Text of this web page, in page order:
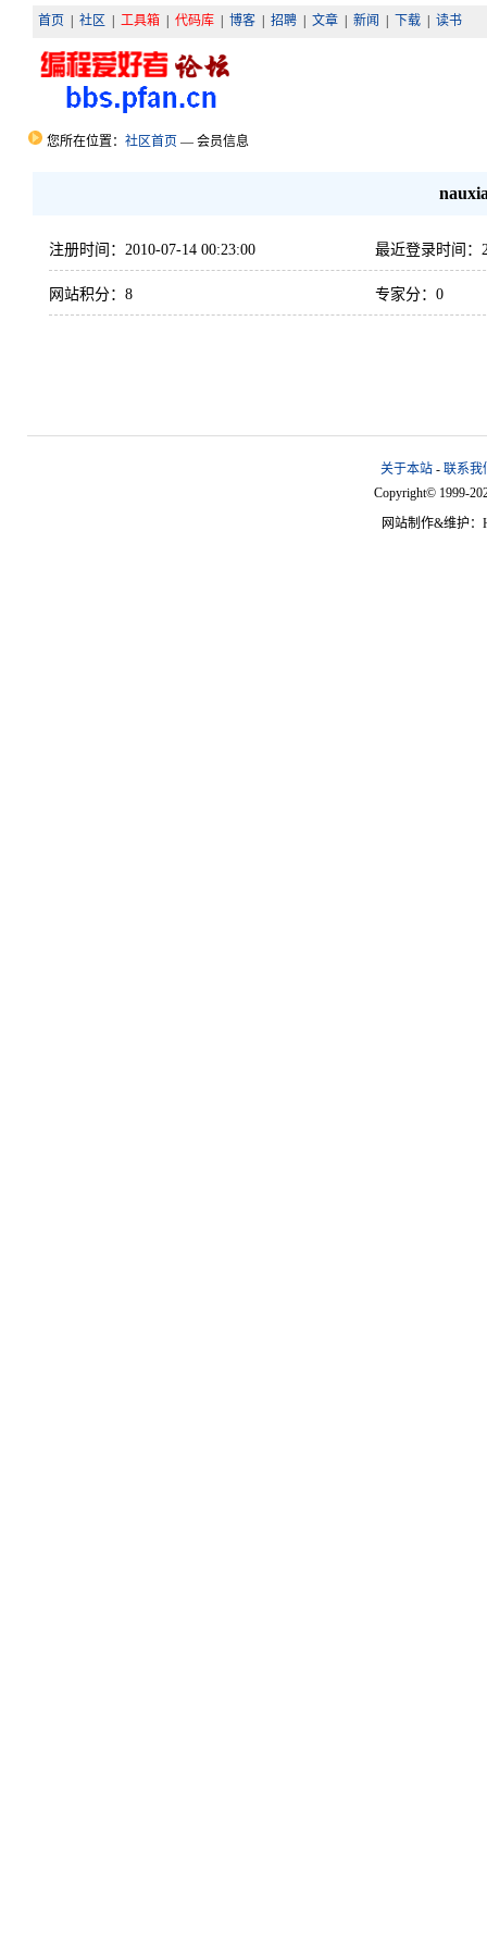
首页 社区 工具箱 代码库| 博客| 招聘| 文章| 新闻 下载| 读书
您所在位置： 社区首页 — 会员信息
注册时间：2010-07-14 00:23:00 最近登录时间：
网站积分：8 专家分：0
关于本站 - 联系我
Copyright© 1999-
网站制作&维护